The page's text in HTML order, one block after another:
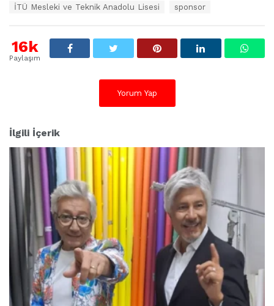
t
l
İTÜ Mesleki ve Teknik Anadolu Lisesi sponsor
16k
Paylaşım
Yorum Yap
İlgili İçerik